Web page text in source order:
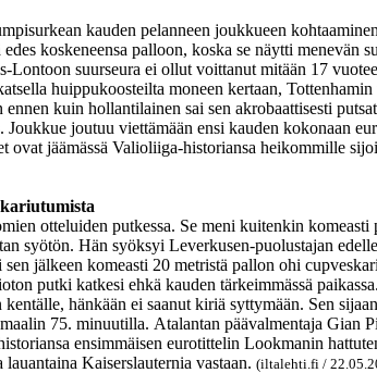
kauden pelanneen joukkueen
koskeneensa palloon, koska se näytti menevän
suurseura ei ollut voittanut mitään 17
huippukoosteilta moneen kertaan,
kuin hollantilainen sai sen akrobaattisesti
joutuu viettämään ensi kauden kokonaan
jäämässä Valioliiga-historiansa heikommille
otteluiden putkessa. Se meni kuitenkin
syötön. Hän syöksyi Leverkusen-puolustajan
jälkeen komeasti 20 metristä pallon ohi
putki katkesi ehkä kauden tärkeimmässä
kentälle, hänkään ei saanut kiriä syttymään. Sen
75. minuutilla. Atalantan päävalmentaja Gian
ensimmäisen eurotittelin Lookmanin
Kaiserslauternia vastaan. (iltalehti.fi /